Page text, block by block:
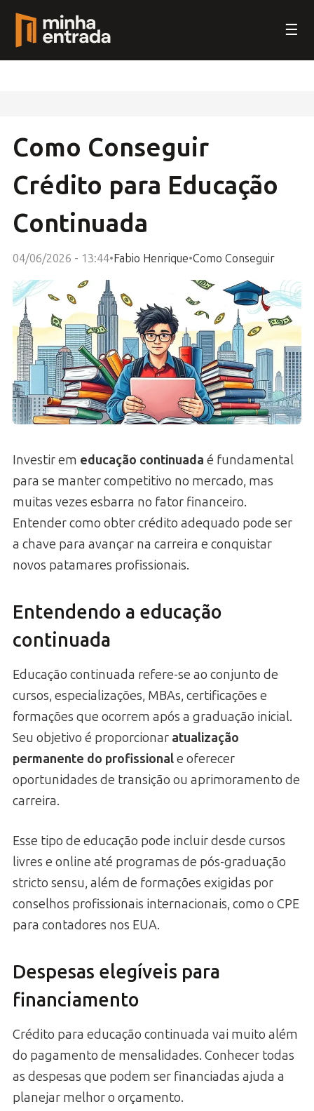
☰
Como Conseguir
Crédito para Educação
Continuada
04/06/2026 - 13:44•Fabio Henrique•Como Conseguir
Investir em educação continuada é fundamental
para se manter competitivo no mercado, mas
muitas vezes esbarra no fator financeiro.
Entender como obter crédito adequado pode ser
a chave para avançar na carreira e conquistar
novos patamares profissionais.
Entendendo a educação
continuada
Educação continuada refere-se ao conjunto de
cursos, especializações, MBAs, certificações e
formações que ocorrem após a graduação inicial.
Seu objetivo é proporcionar atualização
permanente do profissionale oferecer
oportunidades de transição ou aprimoramento de
carreira.
Esse tipo de educação pode incluir desde cursos
livres e online até programas de pós-graduação
stricto sensu, além de formações exigidas por
conselhos profissionais internacionais, como o CPE
para contadores nos EUA.
Despesas elegíveis para
financiamento
Crédito para educação continuada vai muito além
do pagamento de mensalidades. Conhecer todas
as despesas que podem ser financiadas ajuda a
planejar melhor o orçamento.